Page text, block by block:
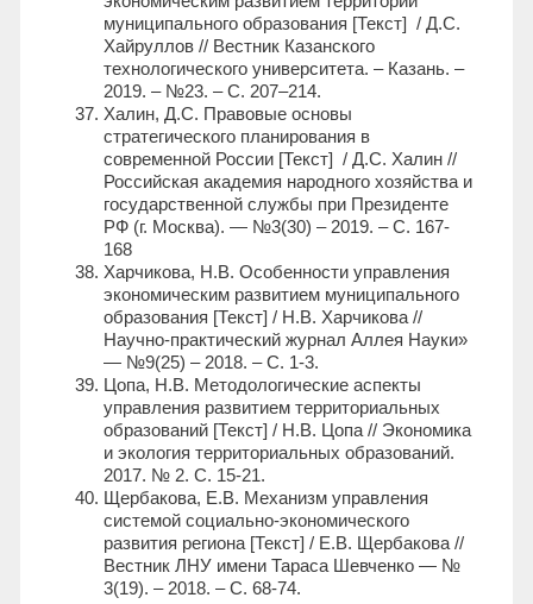
муниципального образования [Текст] / Д.С.
Хайруллов // Вестник Казанского
технологического университета. – Казань. –
2019. – №23. – С. 207–214.
Халин, Д.С. Правовые основы
стратегического планирования в
современной России [Текст] / Д.С. Халин //
Российская академия народного хозяйства и
государственной службы при Президенте
РФ (г. Москва). — №3(30) – 2019. – С. 167-
168
Харчикова, Н.В. Особенности управления
экономическим развитием муниципального
образования [Текст] / Н.В. Харчикова //
Научно-практический журнал Аллея Науки»
— №9(25) – 2018. – С. 1-3.
Цопа, Н.В. Методологические аспекты
управления развитием территориальных
образований [Текст] / Н.В. Цопа // Экономика
и экология территориальных образований.
2017. № 2. С. 15-21.
Щербакова, Е.В. Механизм управления
системой социально-экономического
развития региона [Текст] / Е.В. Щербакова //
Вестник ЛНУ имени Тараса Шевченко — №
3(19). – 2018. – С. 68-74.